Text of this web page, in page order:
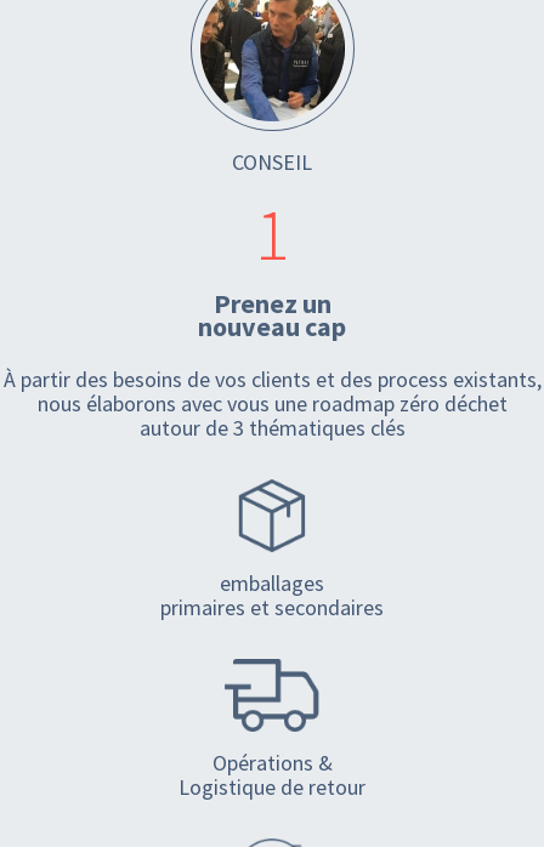
CONSEIL
1
Prenez un
nouveau cap
À partir des besoins de vos clients et des process existants,
nous élaborons avec vous une roadmap zéro déchet
autour de 3 thématiques clés
emballages
primaires et secondaires
Opérations &
Logistique de retour